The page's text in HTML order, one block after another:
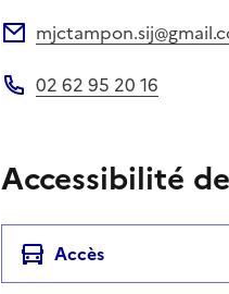
02 62 95 20 16
Accessibilité
Accès